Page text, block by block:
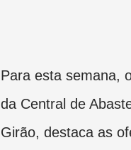
Para esta semana,
da Central de
Girão, destaca as